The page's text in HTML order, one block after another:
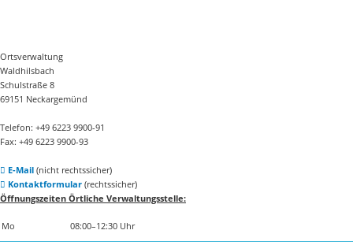
Ortsverwaltung
Waldhilsbach
Schulstraße 8
69151 Neckargemünd
Telefon: +49 6223 9900-91
Fax: +49 6223 9900-93
E-Mail(nicht rechtssicher)
Kontaktformular(rechtssicher)
Öffnungszeiten Örtliche Verwaltungsstelle:
Mo 08:00–12:30 Uhr